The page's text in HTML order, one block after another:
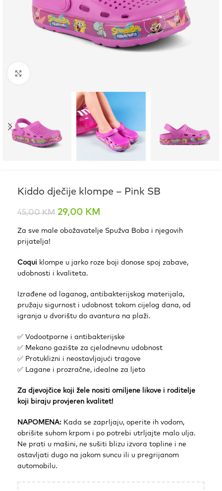
Kiddo dječije klompe – Pink SB
45,00KM 29,00 KM
Za sve male obožavatelje Spužva Boba i njegovih
prijatelja!
Coqui klompe u jarko roze boji donose spoj zabave,
udobnosti i kvaliteta.
Izrađene od laganog, antibakterijskog materijala,
pružaju sigurnost i udobnost tokom cijelog dana, od
igranja u dvorištu do avantura na plaži.
✅ Vodootporne i antibakterijske
✅ Mekano gazište za cjelodnevnu udobnost
✅ Protuklizni i neostavljajući tragove
✅ Lagane i prozračne, idealne za ljeto
Za djevojčice koji žele nositi omiljene likove i roditelje
koji biraju provjeren kvalitet!
NAPOMENA: Kada se zaprljaju, operite ih vodom,
obrišite suhom krpom i po potrebi utrljajte malo ulja.
Ne prati u mašini, ne sušiti blizu izvora topline i ne
ostavljati dugo na jakom suncu ili u pregrijanom
automobilu.